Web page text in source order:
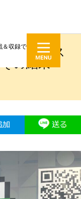
＆収録で子店でス
の結果